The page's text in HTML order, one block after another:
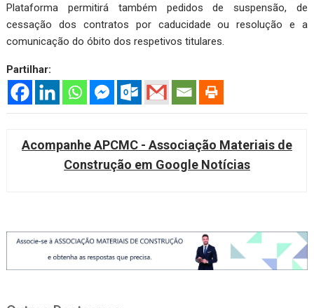
Plataforma permitirá também pedidos de suspensão, de
cessação dos contratos por caducidade ou resolução e a
comunicação do óbito dos respetivos titulares.
Partilhar:
Acompanhe APCMC - Associação Materiais de
Construção em Google Notícias